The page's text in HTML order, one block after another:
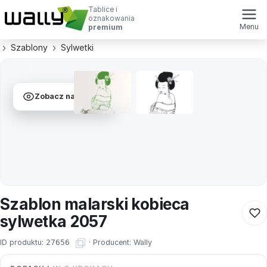
Tablice i
oznakowania
premium
Menu
Szablony Sylwetki
Zobacz na ścianie
Szablon malarski kobieca
sylwetka 2057
ID produktu: 27656 · Producent: Wally